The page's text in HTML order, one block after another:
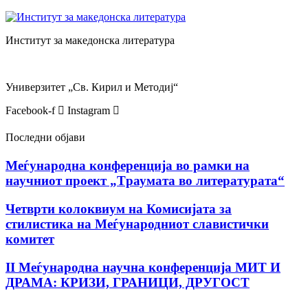
Институт за македонска литература
Универзитет „Св. Кирил и Методиј“
Facebook-f
Instagram
Последни објави
Mеѓународна конференција во рамки на
научниот проект „Tраумата во литературата“
Четврти колоквиум на Комисијата за
стилистика на Меѓународниот славистички
комитет
II Меѓународна научна конференција МИТ И
ДРАМА: КРИЗИ, ГРАНИЦИ, ДРУГОСТ